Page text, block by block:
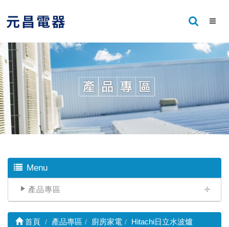
Menu
產品專區
首頁 產品專區 廚房家電 Hitachi日立水波爐